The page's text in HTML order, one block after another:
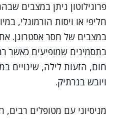
פרוגילוטון ניתן במצבים
חליפי או ויסות הורמונלי,
במצבים של חסר אסטרוגן.
בתסמינים שמופיעים כאשר
חום, הזעות לילה, שינויים
ויובש בנרתיק.
מניסיוני עם מטופלים